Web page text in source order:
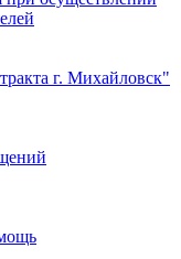
г. Михайловск"